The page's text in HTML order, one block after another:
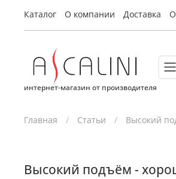
Каталог О компании Доставка
интернет-магазин от производителя
Главная Статьи Высокий
Высокий подъём -